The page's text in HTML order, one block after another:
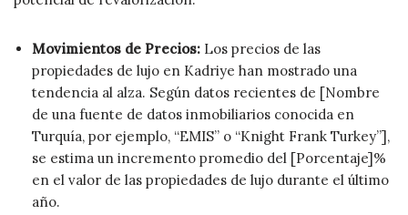
Movimientos de Precios: Los precios de las
propiedades de lujo en Kadriye han mostrado una
tendencia al alza. Según datos recientes de [Nombre
de una fuente de datos inmobiliarios conocida en
Turquía, por ejemplo, “EMIS” o “Knight Frank Turkey”],
se estima un incremento promedio del [Porcentaje]%
en el valor de las propiedades de lujo durante el último
año.